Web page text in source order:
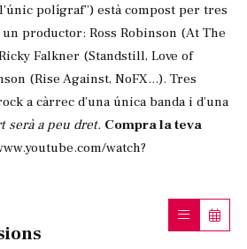
polígraf”) està compost per tres
un productor: Ross Robinson (At The
Falkner (Standstill, Love of
(Rise Against, NoFX...). Tres
a càrrec d’una única banda i d’una
serà a peu dret. Compra la teva
watch?